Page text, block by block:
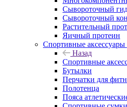
Сывороточный
Сывороточный
Растительный
Яичный протеин
Спортивные аксессуары
Назад
Спортивные
Бутылки
Перчатки для
Полотенца
Пояса